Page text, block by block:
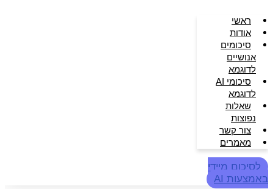
ראשי
אודות
סיכומים
אנושיים
לדוגמא
סיכומי AI
לדוגמא
שאלות
נפוצות
צור קשר
מאמרים
לסיכום מיידי
באמצעות AI